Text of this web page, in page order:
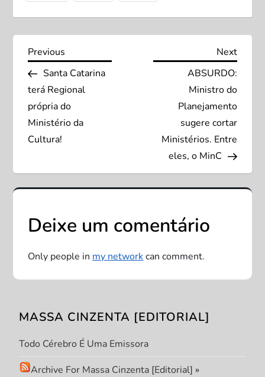
N
a
v
e
g
a
ç
ã
o
d
e
P
Previous
Post
Previous
Santa Catarina
terá Regional
própria do
Ministério da
Cultura!
Next
Next
ABSURDO:
Ministro do
Planejamento
sugere cortar
Ministérios. Entre
eles, o MinC
Deixe um comentário
Only people in my networkcan comment.
MASSA CINZENTA [EDITORIAL]
Todo Cérebro É Uma Emissora
Archive For Massa Cinzenta [Editorial] »